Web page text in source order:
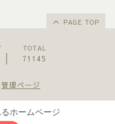
PAGE TOP
TOTAL
71145
管理ページ
ホームページ